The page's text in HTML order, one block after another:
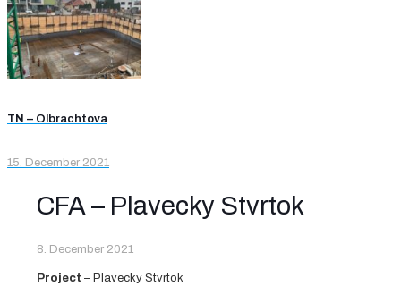
TN – Olbrachtova
15. December 2021
CFA – Plavecky Stvrtok
8. December 2021
Project – Plavecky Stvrtok